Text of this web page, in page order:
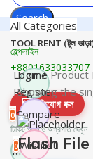
Search
হেল্পলাইন
+8801633033707
🆘অভিযোগ বক্স
টিকিট খুলুন ও অগ্রগতি দেখুন
Menu
All Categories
TOOL RENT (টুল
Login /
Register
0Compare
0 Wishlist
HomeProduct
Showing the
Flash